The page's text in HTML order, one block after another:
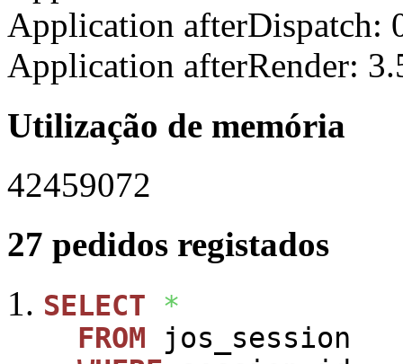
Application afterDispatch:
Application afterRender:
Utilização de memória
42459072
27 pedidos registados
SELECT
*
FROM jos_session